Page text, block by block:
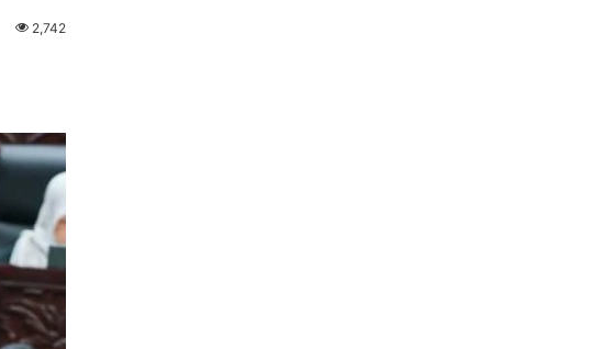
2,742